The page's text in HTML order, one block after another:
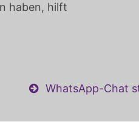
haben, hilft
WhatsApp-Chat